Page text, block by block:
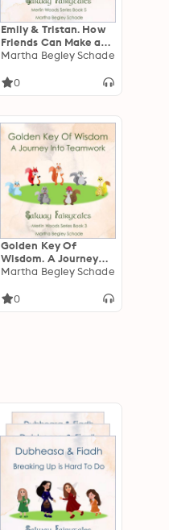
Emily & Tristan. How
Friends Can Make a
Difference.: Merlin
Martha Begley Schade
0
Golden Key Of
Wisdom. A Journey
Into Teamwork:
Book 3.
Martha Begley Schade
0